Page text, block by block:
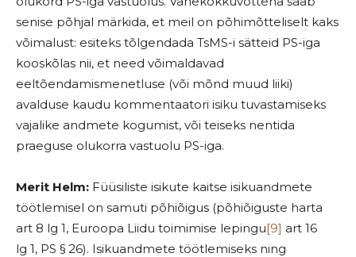
senise põhjal märkida, et meil on põhimõtteliselt kaks
võimalust: esiteks tõlgendada TsMS-i sätteid PS-iga
kooskõlas nii, et need võimaldavad
eeltõendamismenetluse (või mõnd muud liiki)
avalduse kaudu kommentaatori isiku tuvastamiseks
vajalike andmete kogumist, või teiseks nentida
praeguse olukorra vastuolu PS-iga.
Merit Helm: Füüsiliste isikute kaitse isikuandmete
töötlemisel on samuti põhiõigus (põhiõiguste harta
art 8 lg 1, Euroopa Liidu toimimise lepingu[9] art 16
lg 1, PS § 26). Isikuandmete töötlemiseks ning